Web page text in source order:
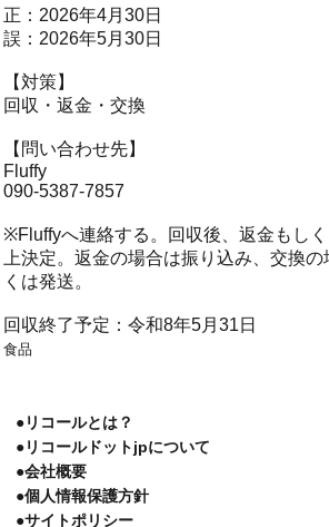
正：2026年4月30日
誤：2026年5月30日
【対策】
回収・返金・交換
【問い合わせ先】
Fluffy
090-5387-7857
※Fluffyへ連絡する。回収後、返金もし
上決定。返金の場合は振り込み、交換
くは発送。
回収終了予定：令和8年5月31日
食品
●リコールとは？
●リコールドットjpについて
●会社概要
●個人情報保護方針
●サイトポリシー